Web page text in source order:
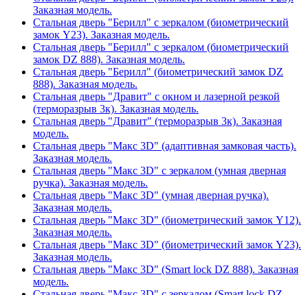
Заказная модель.
Стальная дверь "Берилл" с зеркалом (биометрический
замок Y23). Заказная модель.
Стальная дверь "Берилл" с зеркалом (биометрический
замок DZ 888). Заказная модель.
Стальная дверь "Берилл" (биометрический замок DZ
888). Заказная модель.
Стальная дверь "Дравит" с окном и лазерной резкой
(терморазрыв 3к). Заказная модель.
Стальная дверь "Дравит" (терморазрыв 3к). Заказная
модель.
Стальная дверь "Макс 3D" (адаптивная замковая часть).
Заказная модель.
Стальная дверь "Макс 3D" с зеркалом (умная дверная
ручка). Заказная модель.
Стальная дверь "Макс 3D" (умная дверная ручка).
Заказная модель.
Стальная дверь "Макс 3D" (биометрический замок Y12).
Заказная модель.
Стальная дверь "Макс 3D" (биометрический замок Y23).
Заказная модель.
Стальная дверь "Макс 3D" (Smart lock DZ 888). Заказная
модель.